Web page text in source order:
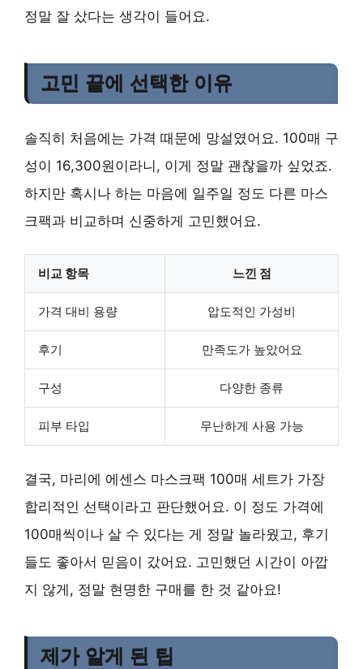
정말 잘 샀다는 생각이 들어요.
고민 끝에 선택한 이유
솔직히 처음에는 가격 때문에 망설였어요. 100매 구
성이 16,300원이라니, 이게 정말 괜찮을까 싶었죠.
하지만 혹시나 하는 마음에 일주일 정도 다른 마스
크팩과 비교하며 신중하게 고민했어요.
비교 항목 느낀 점
가격 대비 용량 압도적인 가성비
후기 만족도가 높았어요
구성 다양한 종류
피부 타입 무난하게 사용 가능
결국, 마리에 에센스 마스크팩 100매 세트가 가장
합리적인 선택이라고 판단했어요. 이 정도 가격에
100매씩이나 살 수 있다는 게 정말 놀라웠고, 후기
들도 좋아서 믿음이 갔어요. 고민했던 시간이 아깝
지 않게, 정말 현명한 구매를 한 것 같아요!
제가 알게 된 팁